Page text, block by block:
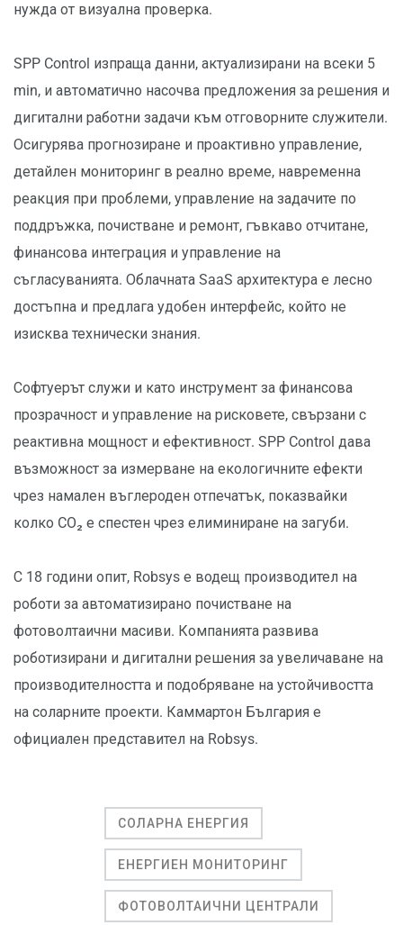
нужда от визуална проверка.
SPP Control изпраща данни, актуализирани на всеки 5
min, и автоматично насочва предложения за решения и
дигитални работни задачи към отговорните служители.
Осигурява прогнозиране и проактивно управление,
детайлен мониторинг в реално време, навременна
реакция при проблеми, управление на задачите по
поддръжка, почистване и ремонт, гъвкаво отчитане,
финансова интеграция и управление на
съгласуванията. Облачната SaaS архитектура е лесно
достъпна и предлага удобен интерфейс, който не
изисква технически знания.
Софтуерът служи и като инструмент за финансова
прозрачност и управление на рисковете, свързани с
реактивна мощност и ефективност. SPP Control дава
възможност за измерване на екологичните ефекти
чрез намален въглероден отпечатък, показвайки
колко CO₂ е спестен чрез елиминиране на загуби.
С 18 години опит, Robsys е водещ производител на
роботи за автоматизирано почистване на
фотоволтаични масиви. Компанията развива
роботизирани и дигитални решения за увеличаване на
производителността и подобряване на устойчивостта
на соларните проекти. Каммартон България е
официален представител на Robsys.
СОЛАРНА ЕНЕРГИЯ
ЕНЕРГИЕН МОНИТОРИНГ
ФОТОВОЛТАИЧНИ ЦЕНТРАЛИ